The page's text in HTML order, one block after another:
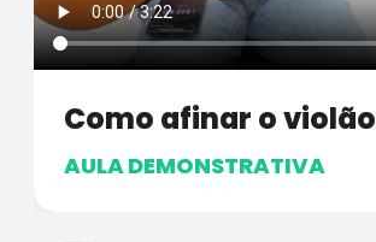
Como afinar o violão
AULA DEMONSTRATIVA